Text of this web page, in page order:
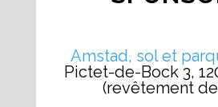
Amstad, sol et
Pictet-de-Bock 3,
(revêtement